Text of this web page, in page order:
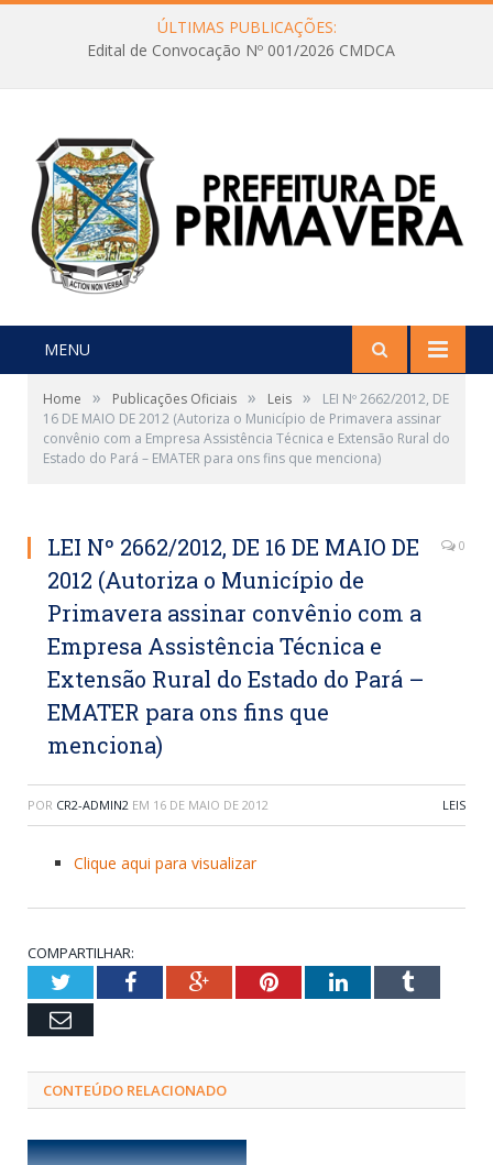
ÚLTIMAS PUBLICAÇÕES:
Edital de Convocação Nº 001/2026 CMDCA
MENU
Home » Publicações Oficiais » Leis »
LEI Nº 2662/2012, DE
16 DE MAIO DE 2012 (Autoriza o Município de Primavera assinar
convênio com a Empresa Assistência Técnica e Extensão Rural do
Estado do Pará – EMATER para ons fins que menciona)
LEI Nº 2662/2012, DE 16 DE MAIO DE
2012 (Autoriza o Município de
Primavera assinar convênio com a
Empresa Assistência Técnica e
Extensão Rural do Estado do Pará –
EMATER para ons fins que
menciona)
0
POR CR2-ADMIN2 EM 16 DE MAIO DE 2012 LEIS
Clique aqui para visualizar
COMPARTILHAR:
TwitterFacebookGoogle+PinterestLinkedInTumblr
Email
CONTEÚDO RELACIONADO